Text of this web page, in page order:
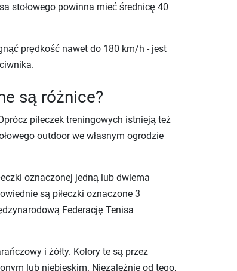
stołowego powinna mieć średnicę 40
prędkość nawet do 180 km/h - jest
są różnice?
piłeczek treningowych istnieją też
outdoor we własnym ogrodzie
oznaczonej jedną lub dwiema
są piłeczki oznaczone 3
Federację Tenisa
i żółty. Kolory te są przez
lub niebieskim. Niezależnie od tego,